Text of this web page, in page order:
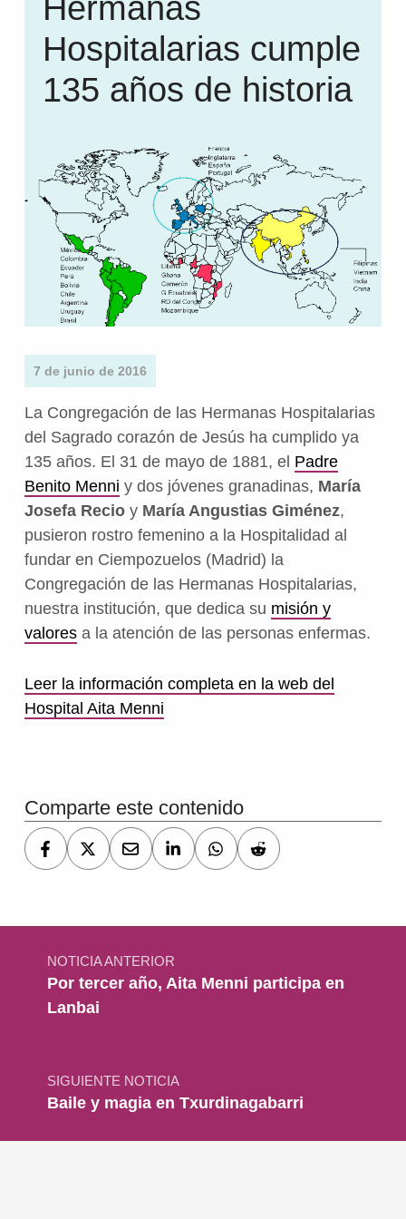
Hermanas
Hospitalarias cumple
135 años de historia
7 de junio de 2016
La Congregación de las Hermanas Hospitalarias
del Sagrado corazón de Jesús ha cumplido ya
135 años. El 31 de mayo de 1881, el Padre
Benito Menni y dos jóvenes granadinas, María
Josefa Recioy María Angustias Giménez,
pusieron rostro femenino a la Hospitalidad al
fundar en Ciempozuelos (Madrid) la
Congregación de las Hermanas Hospitalarias,
nuestra institución, que dedica su misión y
valoresa la atención de las personas enfermas.
Leer la información completa en la web del
Hospital Aita Menni
Comparte este contenido
Navegación de entradas
NOTICIA ANTERIOR
Por tercer año, Aita Menni participa en
Lanbai
SIGUIENTE NOTICIA
Baile y magia en Txurdinagabarri